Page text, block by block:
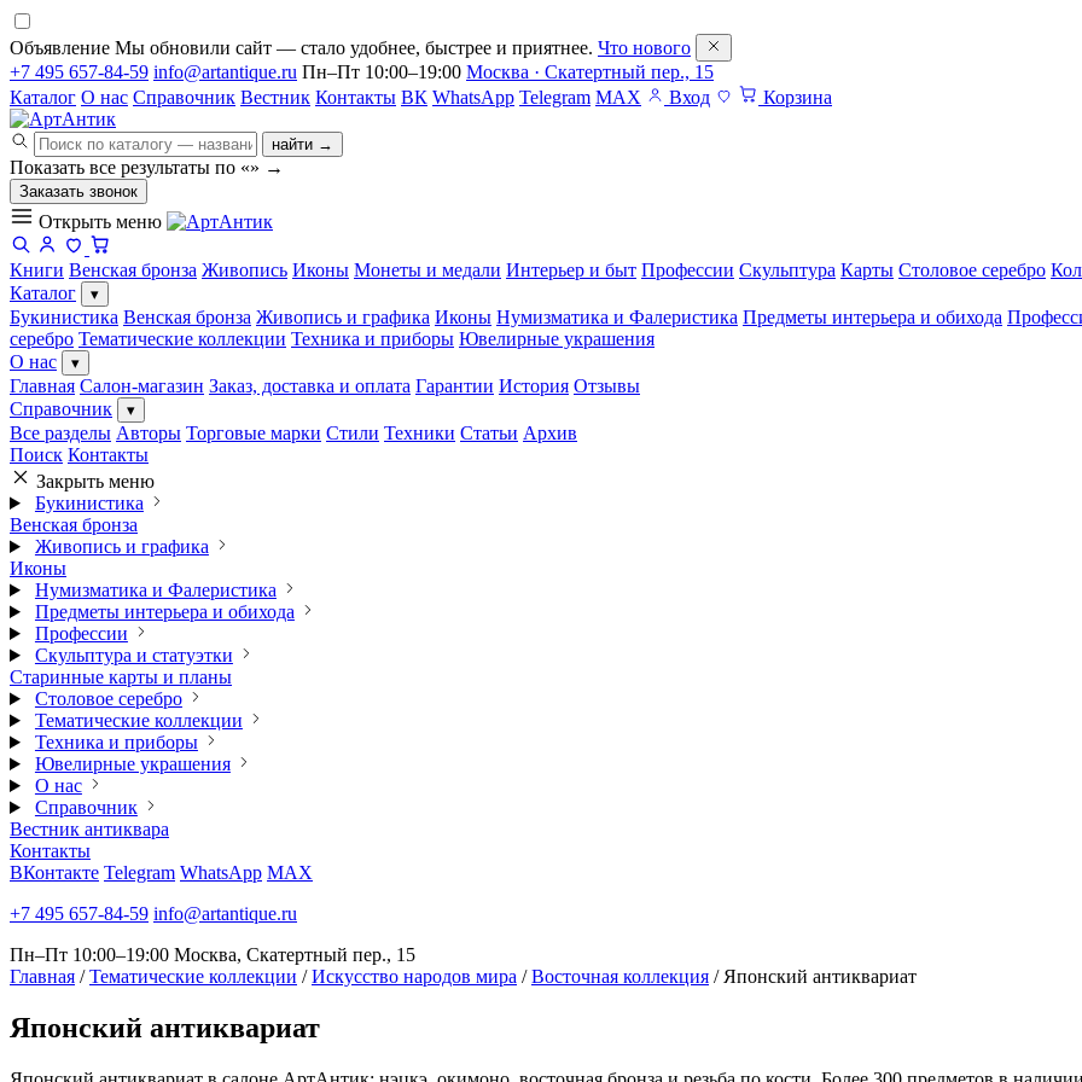
Объявление Мы обновили сайт — стало удобнее, быстрее и приятнее. Что нового
+7 495 657-84-59 info@artantique.ru Пн–Пт 10:00–19:00 Москва · Скатертный пер., 15
Каталог О нас Справочник Вестник Контакты ВК WhatsApp Telegram MAX Вход Корзина
найти →
Показать все результаты по «» →
Заказать звонок
Открыть меню
Книги Венская бронза Живопись Иконы Монеты и медали Интерьер и быт Профессии Скульптура Карты Столовое серебро
Каталог
▾
Букинистика Венская бронза Живопись и графика Иконы Нумизматика и Фалеристика Предметы интерьера и обихода
серебро Тематические коллекции Техника и приборы Ювелирные украшения
О нас
▾
Главная Салон-магазин Заказ, доставка и оплата Гарантии История Отзывы
Справочник
▾
Все разделы Авторы Торговые марки Стили Техники Статьи Архив
Поиск Контакты
Закрыть меню
Букинистика
Венская бронза
Живопись и графика
Иконы
Нумизматика и Фалеристика
Предметы интерьера и обихода
Профессии
Скульптура и статуэтки
Старинные карты и планы
Столовое серебро
Тематические коллекции
Техника и приборы
Ювелирные украшения
О нас
Справочник
Вестник антиквара
Контакты
ВКонтакте Telegram WhatsApp MAX
+7 495 657-84-59 info@artantique.ru
Пн–Пт 10:00–19:00 Москва, Скатертный пер., 15
Главная / Тематические коллекции / Искусство народов мира / Восточная коллекция / Японский антиквариат
Японский антиквариат